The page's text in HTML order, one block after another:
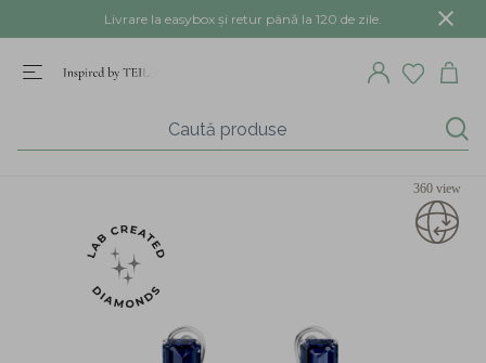
Livrare la easybox și retur până la 120 de zile.
360 view